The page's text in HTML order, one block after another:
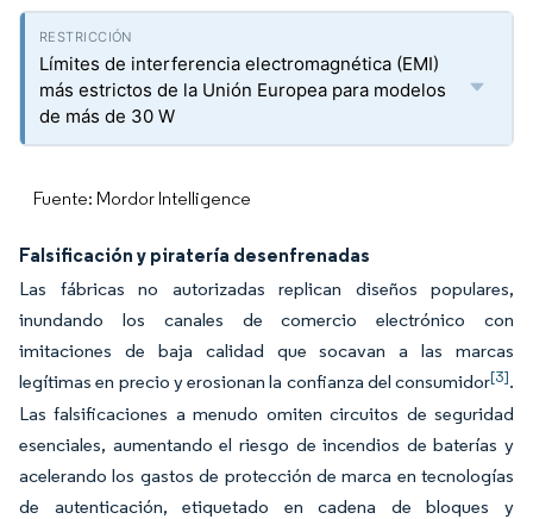
Límites de interferencia electromagnética (EMI)
más estrictos de la Unión Europea para modelos
de más de 30 W
Fuente: Mordor Intelligence
Falsificación y piratería desenfrenadas
Las fábricas no autorizadas replican diseños populares,
inundando los canales de comercio electrónico con
imitaciones de baja calidad que socavan a las marcas
legítimas en precio y erosionan la confianza del consumidor[3].
Las falsificaciones a menudo omiten circuitos de seguridad
esenciales, aumentando el riesgo de incendios de baterías y
acelerando los gastos de protección de marca en tecnologías
de autenticación, etiquetado en cadena de bloques y